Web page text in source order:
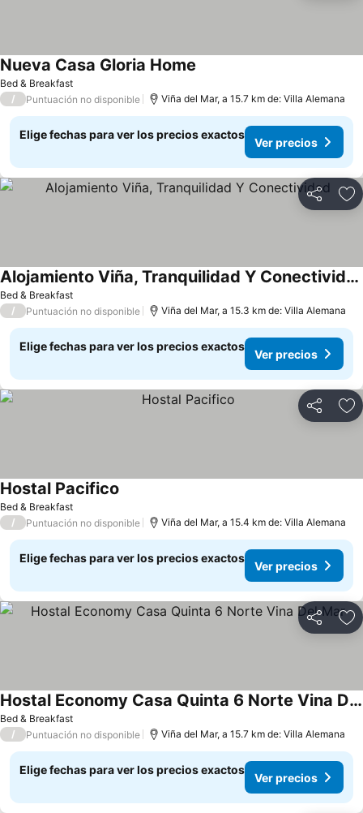
Bed & Breakfast
Nueva Casa Gloria Home
/ Puntuación no disponible Viña del Mar, a 15.7 km de: Villa Alemana
Elige fechas para ver los precios exactos
Ver precios
Compartir
Bed & Breakfast
Alojamiento Viña, Tranquilidad Y Conectividad
/ Puntuación no disponible Viña del Mar, a 15.3 km de: Villa Alemana
Elige fechas para ver los precios exactos
Ver precios
Compartir
Bed & Breakfast
Hostal Pacifico
/ Puntuación no disponible Viña del Mar, a 15.4 km de: Villa Alemana
Elige fechas para ver los precios exactos
Ver precios
Compartir
Bed & Breakfast
Hostal Economy Casa Quinta 6 Norte Vina Del Mar
/ Puntuación no disponible Viña del Mar, a 15.7 km de: Villa Alemana
Elige fechas para ver los precios exactos
Ver precios